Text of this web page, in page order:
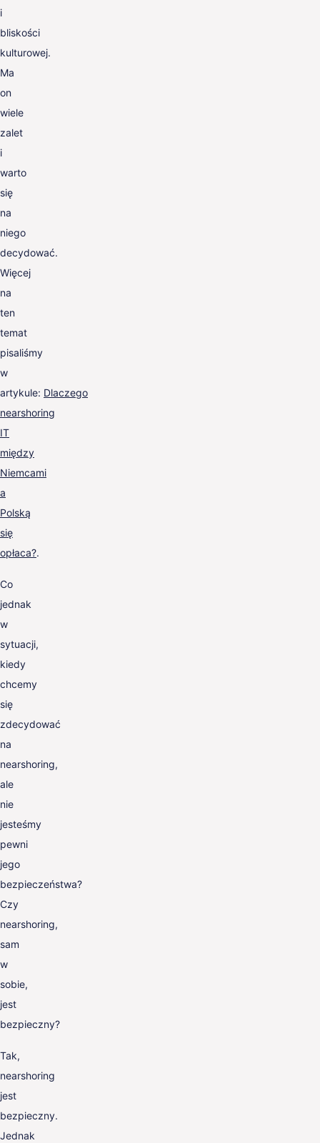
i
bliskości
kulturowej.
Ma
on
wiele
zalet
i
warto
się
na
niego
decydować.
Więcej
na
ten
temat
pisaliśmy
w
artykule: Dlaczego
nearshoring
IT
między
Niemcami
a
Polską
się
opłaca?.
Co
jednak
w
sytuacji,
kiedy
chcemy
się
zdecydować
na
nearshoring,
ale
nie
jesteśmy
pewni
jego
bezpieczeństwa?
Czy
nearshoring,
sam
w
sobie,
jest
bezpieczny?
Tak,
nearshoring
jest
bezpieczny.
Jednak